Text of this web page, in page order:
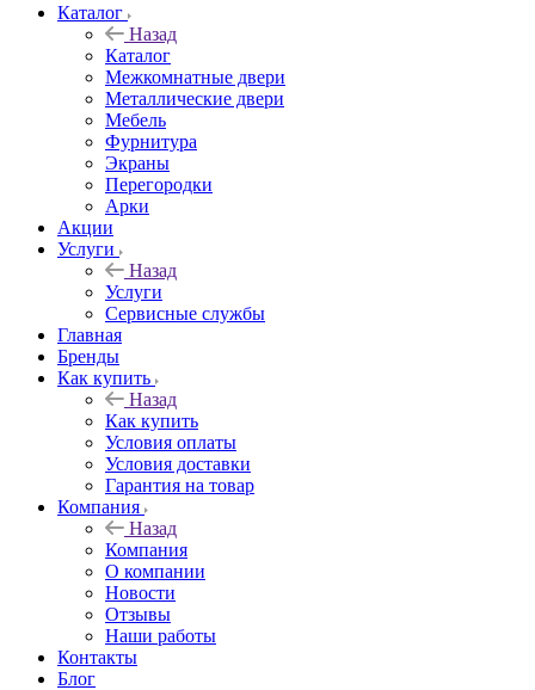
Каталог
Назад
Каталог
Межкомнатные двери
Металлические двери
Мебель
Фурнитура
Экраны
Перегородки
Арки
Акции
Услуги
Назад
Услуги
Сервисные службы
Главная
Бренды
Как купить
Назад
Как купить
Условия оплаты
Условия доставки
Гарантия на товар
Компания
Назад
Компания
О компании
Новости
Отзывы
Наши работы
Контакты
Блог